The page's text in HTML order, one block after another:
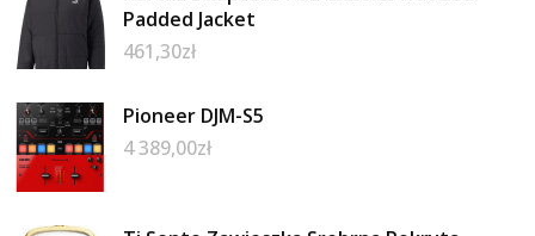
Padded Jacket
461,30zł
Pioneer DJM-S5
4 389,00zł